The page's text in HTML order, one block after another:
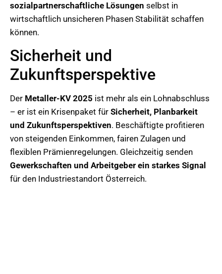
sozialpartnerschaftliche Lösungen selbst in
wirtschaftlich unsicheren Phasen Stabilität schaffen
können.
Sicherheit und
Zukunftsperspektive
Der Metaller-KV 2025 ist mehr als ein Lohnabschluss
– er ist ein Krisenpaket für Sicherheit, Planbarkeit
und Zukunftsperspektiven. Beschäftigte profitieren
von steigenden Einkommen, fairen Zulagen und
flexiblen Prämienregelungen. Gleichzeitig senden
Gewerkschaften und Arbeitgeber ein starkes Signal
für den Industriestandort Österreich.